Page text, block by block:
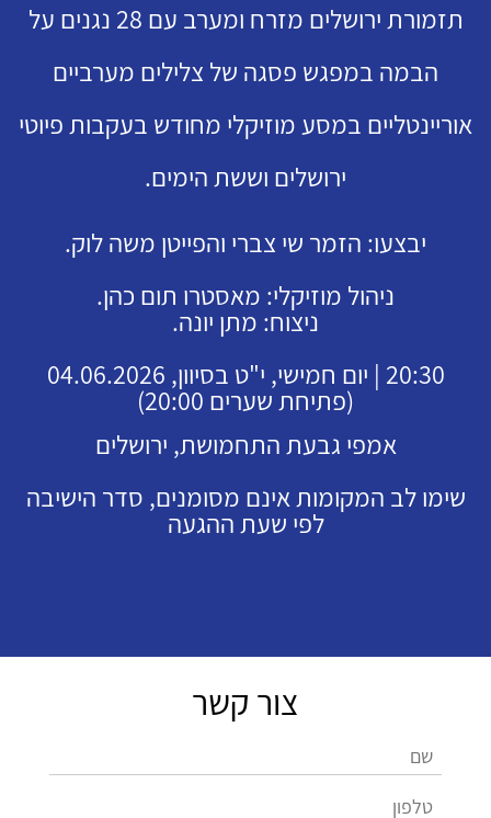
תזמורת ירושלים מזרח ומערב עם 28 נגנים על
הבמה במפגש פסגה של צלילים מערביים
אוריינטליים במסע מוזיקלי מחודש בעקבות פיוטי
ירושלים וששת הימים.
יבצעו: הזמר שי צברי והפייטן משה לוק.
ניהול מוזיקלי: מאסטרו תום כהן.
ניצוח: מתן יונה.
20:30 | יום חמישי, י"ט בסיוון, 04.06.2026
(פתיחת שערים 20:00)
אמפי גבעת התחמושת, ירושלים
שימו לב המקומות אינם מסומנים, סדר הישיבה
לפי שעת ההגעה
צור קשר